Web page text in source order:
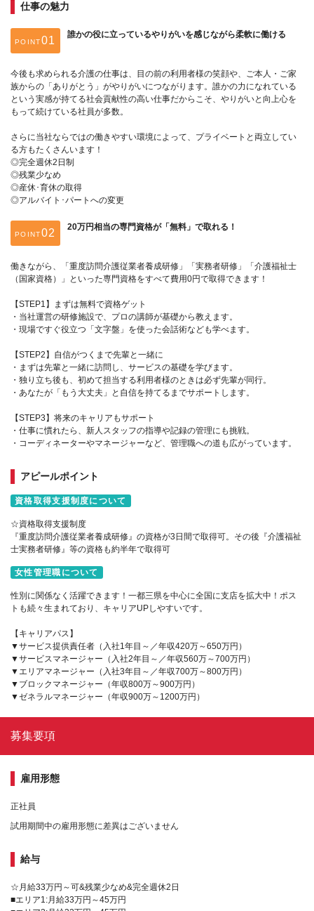
仕事の魅力
POINT
誰かの役に立っているやりがいを感じながら柔軟に働ける
今後も求められる介護の仕事は、目の前の利用者様の笑顔や、ご本人・ご家
族からの「ありがとう」がやりがいにつながります。誰かの力になれている
という実感が持てる社会貢献性の高い仕事だからこそ、やりがいと向上心を
もって続けている社員が多数。
さらに当社ならではの働きやすい環境によって、プライベートと両立してい
る方もたくさんいます！
◎完全週休2日制
◎残業少なめ
◎産休･育休の取得
◎アルバイト･パートへの変更
POINT
20万円相当の専門資格が「無料」で取れる！
働きながら、「重度訪問介護従業者養成研修」「実務者研修」「介護福祉士
（国家資格）」といった専門資格をすべて費用0円で取得できます！
【STEP1】まずは無料で資格ゲット
・当社運営の研修施設で、プロの講師が基礎から教えます。
・現場ですぐ役立つ「文字盤」を使った会話術なども学べます。
【STEP2】自信がつくまで先輩と一緒に
・まずは先輩と一緒に訪問し、サービスの基礎を学びます。
・独り立ち後も、初めて担当する利用者様のときは必ず先輩が同行。
・あなたが「もう大丈夫」と自信を持てるまでサポートします。
【STEP3】将来のキャリアもサポート
・仕事に慣れたら、新人スタッフの指導や記録の管理にも挑戦。
・コーディネーターやマネージャーなど、管理職への道も広がっています。
アピールポイント
資格取得支援制度について
☆資格取得支援制度
『重度訪問介護従業者養成研修』の資格が3日間で取得可。その後『介護福祉
士実務者研修』等の資格も約半年で取得可
女性管理職について
性別に関係なく活躍できます！一都三県を中心に全国に支店を拡大中！ポス
トも続々生まれており、キャリアUPしやすいです。
【キャリアパス】
▼サービス提供責任者（入社1年目～／年収420万～650万円）
▼サービスマネージャー（入社2年目～／年収560万～700万円）
▼エリアマネージャー（入社3年目～／年収700万～800万円）
▼ブロックマネージャー（年収800万～900万円）
▼ゼネラルマネージャー（年収900万～1200万円）
募集要項
雇用形態
正社員
試用期間中の雇用形態に差異はございません
給与
☆月給33万円～可&残業少なめ&完全週休2日
■エリア1:月給33万円～45万円